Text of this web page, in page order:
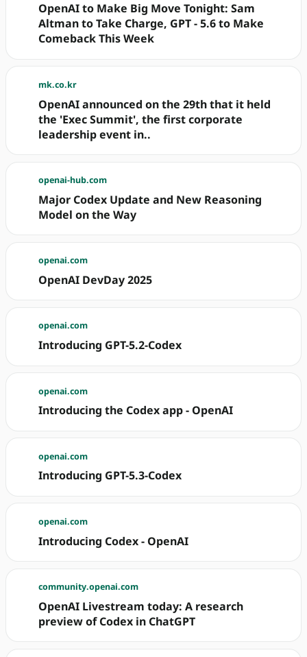
OpenAI to Make Big Move Tonight: Sam
Altman to Take Charge, GPT - 5.6 to Make
Comeback This Week
mk.co.kr
OpenAI announced on the 29th that it held
the 'Exec Summit', the first corporate
leadership event in..
openai-hub.com
Major Codex Update and New Reasoning
Model on the Way
openai.com
OpenAI DevDay 2025
openai.com
Introducing GPT-5.2-Codex
openai.com
Introducing the Codex app - OpenAI
openai.com
Introducing GPT-5.3-Codex
openai.com
Introducing Codex - OpenAI
community.openai.com
OpenAI Livestream today: A research
preview of Codex in ChatGPT